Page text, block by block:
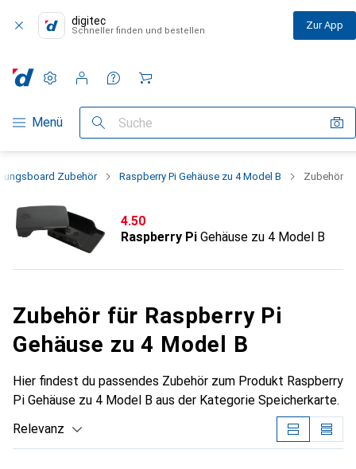
digitec
Schneller finden und bestellen Zur App
Navigation nach Kategorien
Menü Suche
Einstellungen
Kundenkonto
Vergleichslisten
Merklisten
Warenkorb
Zubehör Raspberry Pi Gehäuse zu 4 Model B Zubehör
CHF
4.50
Raspberry Pi Gehäuse zu 4 Model B
Zubehör für Raspberry Pi
Gehäuse zu 4 Model B
Hier findest du passendes Zubehör zum Produkt Raspberry
Pi Gehäuse zu 4 Model B aus der Kategorie Speicherkarte.
Relevanz